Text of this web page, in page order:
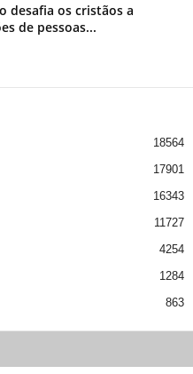
desafia os cristãos a
de pessoas...
18564
17901
16343
11727
4254
1284
863